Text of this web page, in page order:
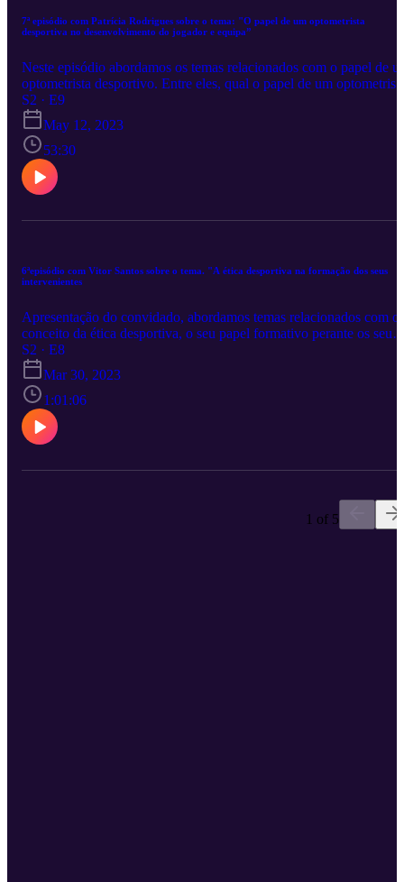
7ª episódio com Patrícia Rodrigues sobre o tema: "O papel de um optometrista
desportiva no desenvolvimento do jogador e equipa”
Neste episódio abordamos os temas relacionados com o papel de
optometrista desportivo. Entre eles, qual o papel de um
desportivo, o que é a visão e como avalia-la, a cooperação
multidisciplinar entre optometrista e equipa técnica, estratégias
praticas com aplicabilidade no treino, incluido o uso de certas
tecnologias e por ultima, a optometria na prevenção de lesões.
S2 · E9
May 12, 2023
53:30
6ªepisódio com Vitor Santos sobre o tema. "A ética desportiva na formação dos seus
intervenientes
Apresentação do convidado, abordamos temas relacionados com o
conceito da ética desportiva, o seu papel formativo perante os seus
intervenientes nomeadamente pais e treinadores, e por ultimo, o
impacto na ética desportiva sobre a formação do jovem desportista.
S2 · E8
Mar 30, 2023
1:01:06
1 of 5